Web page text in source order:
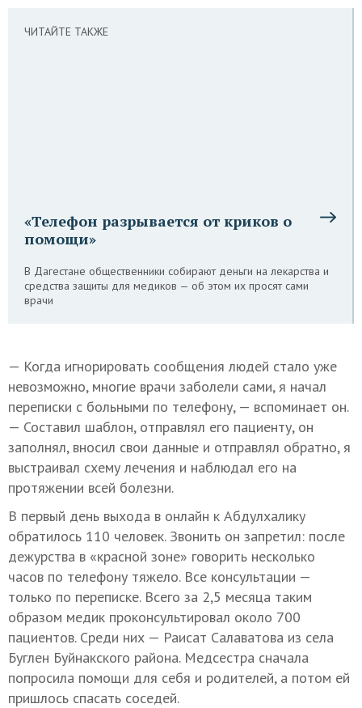
ЧИТАЙТЕ ТАКЖЕ
«Телефон разрывается от криков о
помощи»
В Дагестане общественники собирают деньги на лекарства и
средства защиты для медиков — об этом их просят сами
врачи
— Когда игнорировать сообщения людей стало уже
невозможно, многие врачи заболели сами, я начал
переписки с больными по телефону, — вспоминает он.
— Составил шаблон, отправлял его пациенту, он
заполнял, вносил свои данные и отправлял обратно, я
выстраивал схему лечения и наблюдал его на
протяжении всей болезни.
В первый день выхода в онлайн к Абдулхалику
обратилось 110 человек. Звонить он запретил: после
дежурства в «красной зоне» говорить несколько
часов по телефону тяжело. Все консультации —
только по переписке. Всего за 2,5 месяца таким
образом медик проконсультировал около 700
пациентов. Среди них — Раисат Салаватова из села
Буглен Буйнакского района. Медсестра сначала
попросила помощи для себя и родителей, а потом ей
пришлось спасать соседей.